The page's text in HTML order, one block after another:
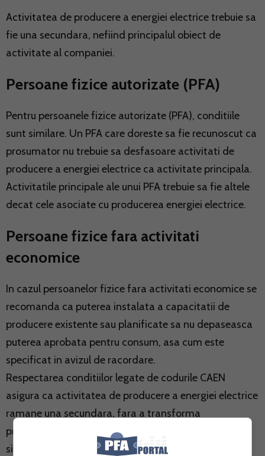
Activitatea de producere a energiei electrice trebuie sa
fie una secundara, nefiind principalul obiect de
activitate al companiei.
Persoane fizice autorizate (PFA)
Pentru persoanele fizice autorizate (PFA), conditiile
sunt similare. Un PFA care doreste sa fie recunoscut ca
prosumator nu trebuie sa desfasoare activitati de
producere a energiei electrice ca activitate principala.
Activitatile principale ale unui PFA trebuie sa fie altele
decat cele asociate cu producerea energiei electrice.
Persoane fizice fara activitati
economice
In cazul persoanelor fizice fara activitati economice se
recomanda ca puterea instalata a capacitatii de
producere existente sau planificate sa nu depaseasca
puterea aprobata pentru consum, asa cum este
specificat in avizul de racordare.
Respectarea conditiilor legate de codurile CAEN
asigura ca activitatea de producere a energiei electrice
ramane una secundara, fara a transforma
prosumatorii in producatori de energie electrica de
sine statatori. Aceasta este esentiala pentru a